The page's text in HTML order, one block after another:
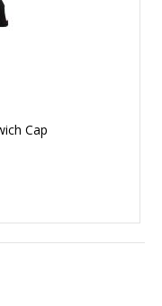
Cap